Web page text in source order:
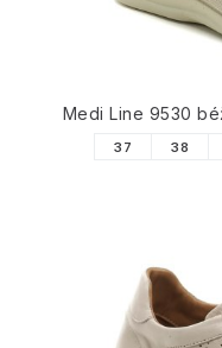
Medi Line 9530
37 38